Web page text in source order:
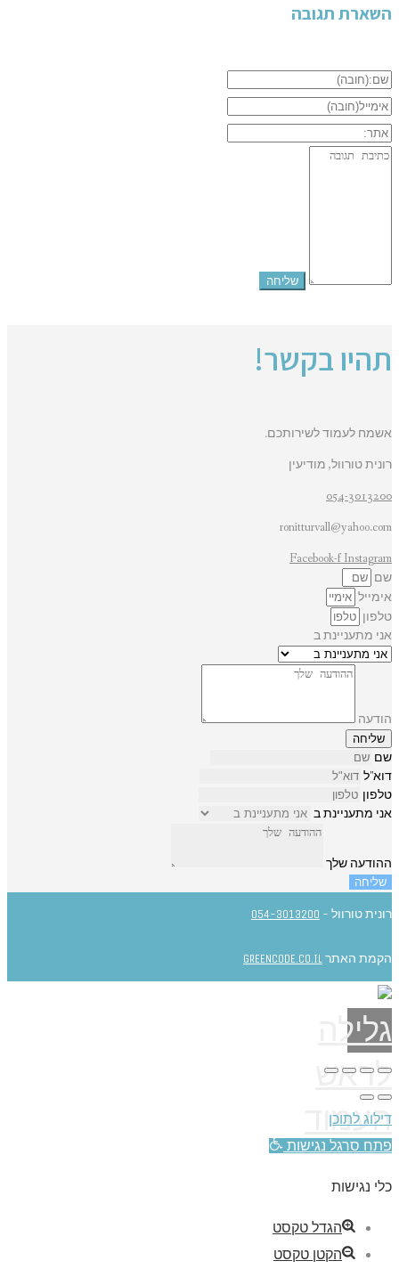
השארת תגובה
תהיו בקשר!
אשמח לעמוד לשירותכם.
רונית טורוול, מודיעין
054-3013200
ronitturvall@yahoo.com
Facebook-f Instagram
שם
אימייל
טלפון
אני מתעניינת ב
הודעה
שליחה
שם
דוא"ל
טלפון
אני מתעניינת ב
ההודעה שלך
שליחה
רונית טורוול - 054-3013200
הקמת האתרGREENCODE.CO.IL
גלילה
לראש
העמוד
דילוג לתוכן
פתח סרגל נגישות
כלי נגישות
הגדל טקסט
הקטן טקסט